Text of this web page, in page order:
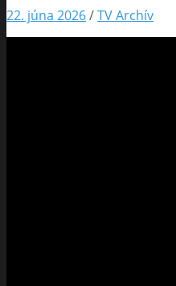
22. júna 2026/TV Archív